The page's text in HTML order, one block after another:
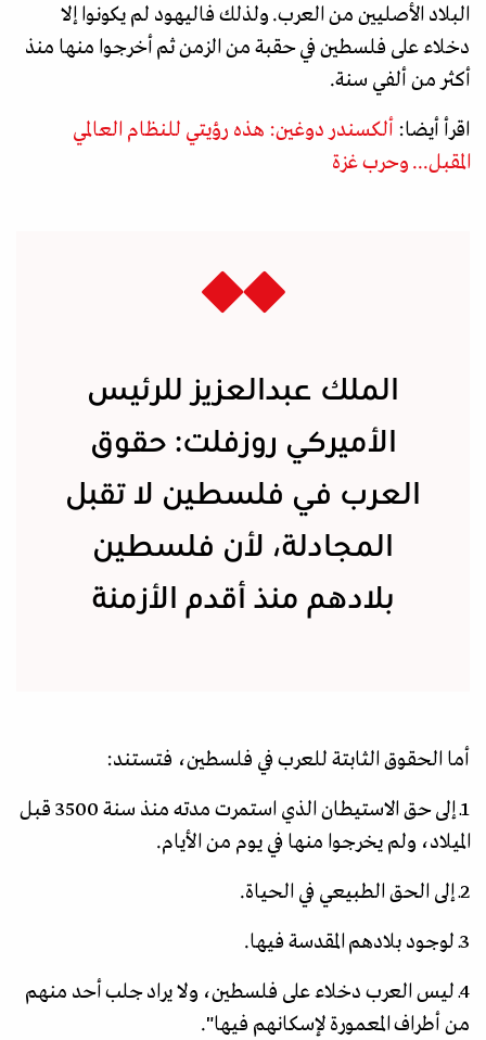
البلاد الأصليين من العرب. ولذلك فاليهود لم يكونوا إلا
دخلاء على فلسطين في حقبة من الزمن ثم أخرجوا منها منذ
أكثر من ألفي سنة.
اقرأ أيضا: ألكسندر دوغين: هذه رؤيتي للنظام العالمي
المقبل... وحرب غزة
الملك عبدالعزيز للرئيس
الأميركي روزفلت: حقوق
العرب في فلسطين لا تقبل
المجادلة، لأن فلسطين
بلادهم منذ أقدم الأزمنة
أما الحقوق الثابتة للعرب في فلسطين، فتستند:
1ـ إلى حق الاستيطان الذي استمرت مدته منذ سنة 3500 قبل
الميلاد، ولم يخرجوا منها في يوم من الأيام.
2ـ إلى الحق الطبيعي في الحياة.
3ـ لوجود بلادهم المقدسة فيها.
4ـ ليس العرب دخلاء على فلسطين، ولا يراد جلب أحد منهم
من أطراف المعمورة لإسكانهم فيها".